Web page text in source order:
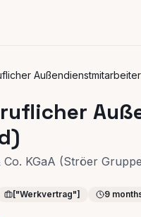
Co. KGaA (Ströer
["Werkvertrag"] 9